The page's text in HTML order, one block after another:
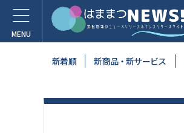
新着順 新商品・新サービス